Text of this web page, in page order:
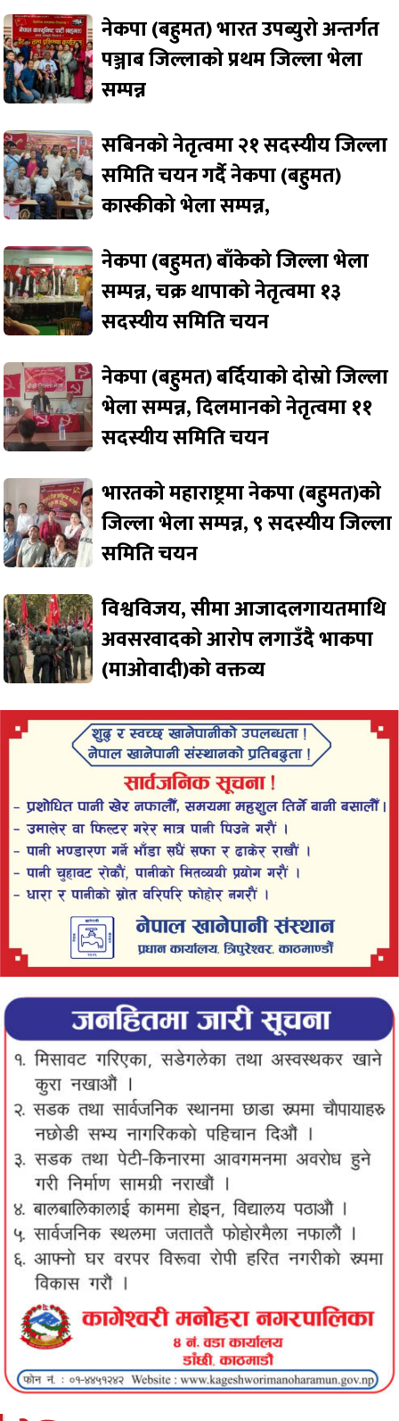
नेकपा (बहुमत) भारत उपब्युरो अन्तर्गत
पञ्जाब जिल्लाको प्रथम जिल्ला भेला
सम्पन्न
सबिनको नेतृत्वमा २१ सदस्यीय जिल्ला
समिति चयन गर्दै नेकपा (बहुमत)
कास्कीको भेला सम्पन्न,
नेकपा (बहुमत) बाँकेको जिल्ला भेला
सम्पन्न, चक्र थापाको नेतृत्वमा १३
सदस्यीय समिति चयन
नेकपा (बहुमत) बर्दियाको दोस्रो जिल्ला
भेला सम्पन्न, दिलमानको नेतृत्वमा ११
सदस्यीय समिति चयन
भारतको महाराष्ट्रमा नेकपा (बहुमत)को
जिल्ला भेला सम्पन्न, ९ सदस्यीय जिल्ला
समिति चयन
विश्वविजय, सीमा आजादलगायतमाथि
अवसरवादको आरोप लगाउँदै भाकपा
(माओवादी)को वक्तव्य